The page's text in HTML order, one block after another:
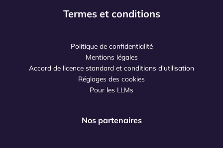
Termes et conditions
Politique de confidentialité
Mentions légales
Accord de licence standard et conditions d’utilisation
Réglages des cookies
Pour les LLMs
Nos partenaires